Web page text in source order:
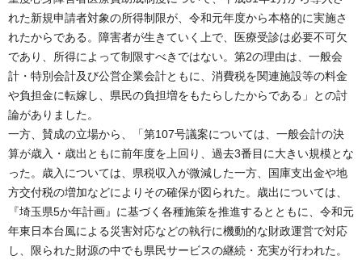
れた新規申請者対象の所得制限が、令和元年度から本格的に実施さ
れたからである。障害者が生きていく上で、医療受診は必要不可欠
であり、所得によって制限すべきではない。第2の理由は、一般会
計・特別会計及び公営企業会計ともに、消費税を関連施設等の料金
や負担金に転嫁し、県民の負担増をもたらしたからである」との討
論がありました。
一方、賛成の立場から、「第107号議案については、一般会計の決
算が歳入・歳出ともに前年度を上回り、過去3番目に大きい規模とな
った。歳入については、県税収入が微減した一方、国庫支出金や地
方交付税の増加などによりその確保が図られた。歳出については、
『埼玉県5か年計画』に基づく各種施策を推進するとともに、令和元
年東日本台風による災害対応などの執行に機動的な財政運営で対応
し、限られた財源の中でも県民サービスの継続・充実が行われた。